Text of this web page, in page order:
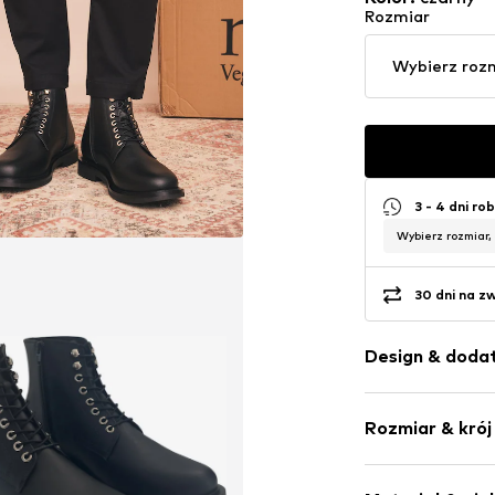
Rozmiar
Wybierz
3 - 4 dni
Wybierz
30 dni na
Design &
Imitacja skóry
Zaokrąglony
Wzmocniona
Rozmiar & krój
Tabela